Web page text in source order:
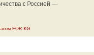
с Россией —
FOR.KG